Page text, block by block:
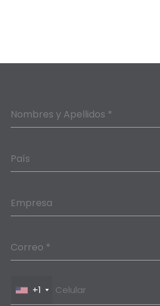
Nombres y Apellidos *
País
Empresa
Correo *
+1